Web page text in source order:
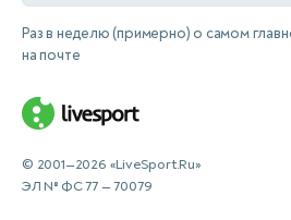
Раз в неделю (примерно) о самом
на почте
© 2001—2026 «LiveSport.Ru»
ЭЛ № ФС 77 — 70079